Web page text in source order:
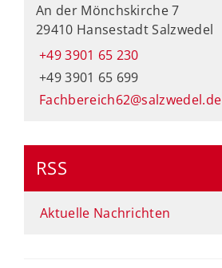
An der Mönchskirche 7
29410 Hansestadt Salzwedel
+49 3901 65 230
+49 3901 65 699
Fachbereich62@salzwedel.de
RSS
Aktuelle Nachrichten